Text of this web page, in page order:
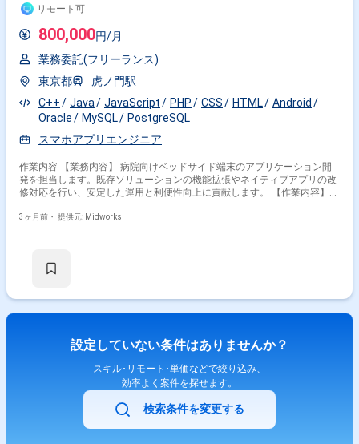
リモート可
800,000円/月
業務委託(フリーランス)
東京都
虎ノ門駅
C++
Java JavaScript PHP CSS HTML
Android
Oracle
MySQL
PostgreSQL
スマホアプリエンジニア
作業内容 【業務内容】 病院向けベッドサイド端末のアプリケーション開
発を担当します。既存ソリューションの機能拡張やネイティブアプリの改
修対応を行い、安定した運用と利便性向上に貢献します。 【作業内容】
日数】週5日 【リモート日数】常駐
3ヶ月前・ 提供元: Midworks
設定していない条件はありませんか？
スキル･リモート･単価などで絞り込み、
効率よく案件を探せます。
検索条件を変更する